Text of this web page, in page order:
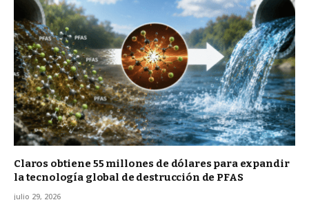
Claros obtiene 55 millones de dólares para expandir
la tecnología global de destrucción de PFAS
julio 29, 2026